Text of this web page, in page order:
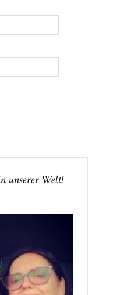
unserer Welt!